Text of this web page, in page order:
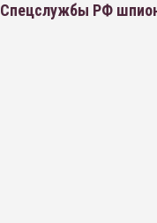
Спецслужбы РФ